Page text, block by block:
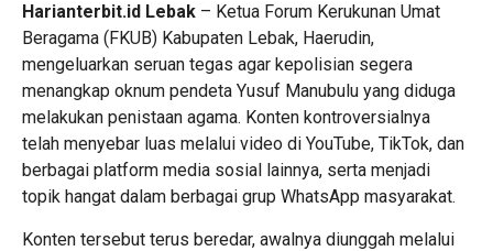
Harianterbit.id Lebak – Ketua Forum Kerukunan Umat
Beragama (FKUB) Kabupaten Lebak, Haerudin,
mengeluarkan seruan tegas agar kepolisian segera
menangkap oknum pendeta Yusuf Manubulu yang diduga
melakukan penistaan agama. Konten kontroversialnya
telah menyebar luas melalui video di YouTube, TikTok, dan
berbagai platform media sosial lainnya, serta menjadi
topik hangat dalam berbagai grup WhatsApp masyarakat.
Konten tersebut terus beredar, awalnya diunggah melalui